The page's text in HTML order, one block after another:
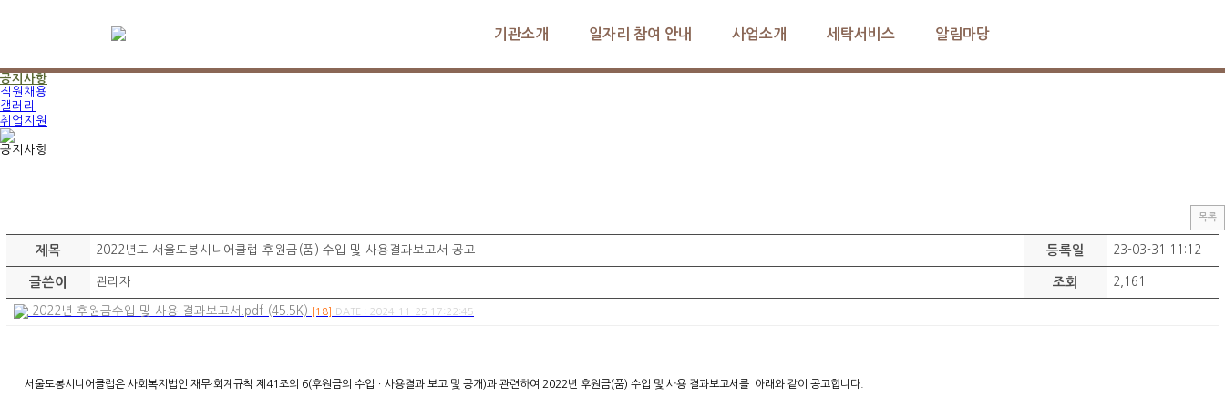
기관소개 일자리 참여 안내 사업소개 세탁서비스 알림마당
도봉시니어클럽은 항상 가까운 곳에 있습니다.
공지사항
직원채용
갤러리
취업지원
공지사항
목록
제목 2022년도 서울도봉시니어클럽 후원금(품) 수입 및 사용결과보고서 공고 등록일 23-03-31 11:12
글쓴이 관리자 조회 2,161
2022년 후원금수입 및 사용 결과보고서.pdf (45.5K) [18] DATE : 2024-11-25 17:22:45
서울도봉시니어클럽은 사회복지법인 재무·회계규칙 제41조의 6(후원금의 수입ㆍ사용결과 보고 및 공개)과 관련하여 2022년 후원금(품) 수입 및 사용 결과보고서를 아래와 같이 공고합니다.